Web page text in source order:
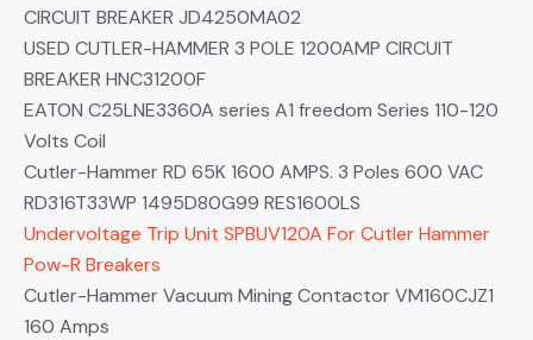
CIRCUIT BREAKER JD4250MA02
USED CUTLER-HAMMER 3 POLE 1200AMP CIRCUIT
BREAKER HNC31200F
EATON C25LNE3360A series A1 freedom Series 110-120
Volts Coil
Cutler-Hammer RD 65K 1600 AMPS. 3 Poles 600 VAC
RD316T33WP 1495D80G99 RES1600LS
Undervoltage Trip Unit SPBUV120A For Cutler Hammer
Pow-R Breakers
Cutler-Hammer Vacuum Mining Contactor VM160CJZ1
160 Amps